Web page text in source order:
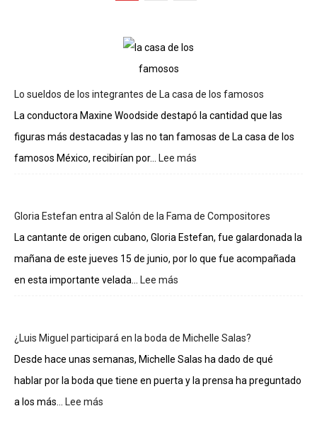
Lo sueldos de los integrantes de La casa de los famosos
La conductora Maxine Woodside destapó la cantidad que las
figuras más destacadas y las no tan famosas de La casa de los
famosos México, recibirían por...
Lee más
los
integrantes
La
Gloria Estefan entra al Salón de la Fama de Compositores
La cantante de origen cubano, Gloria Estefan, fue galardonada la
mañana de este jueves 15 de junio, por lo que fue acompañada
en esta importante velada...
Lee más
al
Salón
la
¿Luis Miguel participará en la boda de Michelle Salas?
Desde hace unas semanas, Michelle Salas ha dado de qué
hablar por la boda que tiene en puerta y la prensa ha preguntado
a los más...
Lee más